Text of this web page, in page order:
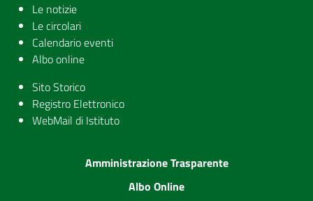
Le notizie
Le circolari
Calendario eventi
Albo online
Sito Storico
Registro Elettronico
WebMail di Istituto
Amministrazione Trasparente
Albo Online